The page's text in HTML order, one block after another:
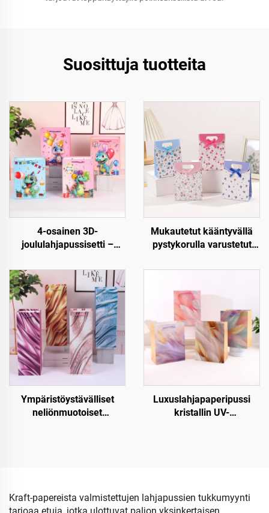
Suosittuja tuotteita
4-osainen 3D-
joululahjapussisetti –
vähittäiskauppaan ja
lahjoitukseen
Mukautetut kääntyvällä
pystykorulla varustetut
Luxus, uudellen
mukautettavat
Ympäristöystävälliset
neliönmuotoiset
Luxuslahjapaperipussi
kristallin UV-
Kraft-papereista valmistettujen lahjapussien tukkumyynti